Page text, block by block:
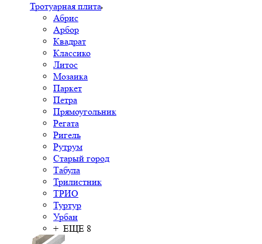
Тротуарная плита
Абрис
Арбор
Квадрат
Классико
Литос
Мозаика
Паркет
Петра
Прямоугольник
Регата
Ригель
Рутрум
Старый город
Табула
Трилистник
ТРИО
Туртур
Урбан
+ ЕЩЕ 8